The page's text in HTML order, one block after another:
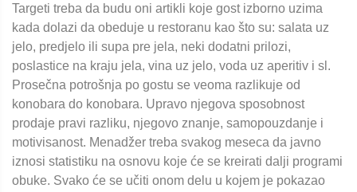
Targeti treba da budu oni artikli koje gost izborno uzima
kada dolazi da obeduje u restoranu kao što su: salata uz
jelo, predjelo ili supa pre jela, neki dodatni prilozi,
poslastice na kraju jela, vina uz jelo, voda uz aperitiv i sl.
Prosečna potrošnja po gostu se veoma razlikuje od
konobara do konobara. Upravo njegova sposobnost
prodaje pravi razliku, njegovo znanje, samopouzdanje i
motivisanost. Menadžer treba svakog meseca da javno
iznosi statistiku na osnovu koje će se kreirati dalji programi
obuke. Svako će se učiti onom delu u kojem je pokazao